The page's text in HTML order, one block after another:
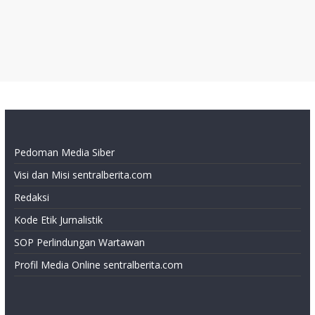
Pedoman Media Siber
Visi dan Misi sentralberita.com
Redaksi
Kode Etik Jurnalistik
SOP Perlindungan Wartawan
Profil Media Online sentralberita.com